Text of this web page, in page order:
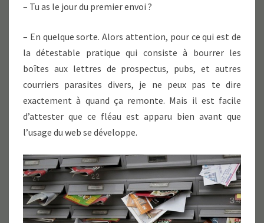
– Tu as le jour du premier envoi ?
– En quelque sorte. Alors attention, pour ce qui est de
la détestable pratique qui consiste à bourrer les
boîtes aux lettres de prospectus, pubs, et autres
courriers parasites divers, je ne peux pas te dire
exactement à quand ça remonte. Mais il est facile
d’attester que ce fléau est apparu bien avant que
l’usage du web se développe.